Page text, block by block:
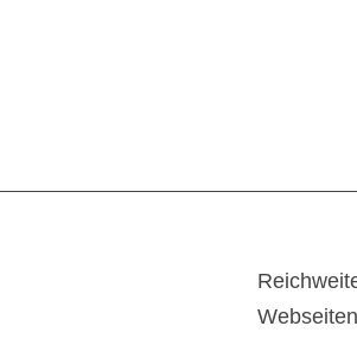
Webseiten